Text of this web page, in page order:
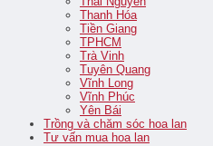
Thanh Hóa
Tiền Giang
TPHCM
Trà Vinh
Tuyên Quang
Vĩnh Long
Vĩnh Phúc
Yên Bái
Trồng và chăm sóc hoa lan
Tư vấn mua hoa lan